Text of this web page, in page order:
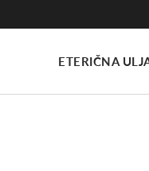
ETERIČNA